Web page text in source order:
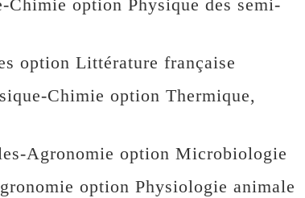
option Physique des semi-
option Littérature française
Chimie option Thermique,
Agronomie option Microbiologie
option Physiologie animale